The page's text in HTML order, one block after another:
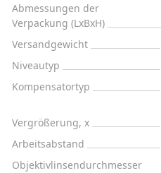
Abmessungen der
Verpackung (LxBxH)
Versandgewicht
Niveautyp
Kompensatortyp
Vergrößerung, x
Arbeitsabstand
Objektivlinsendurchmesser